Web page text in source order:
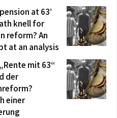
at 63’
knell for
reform? An
at an analysis
mit 63“
der
einer